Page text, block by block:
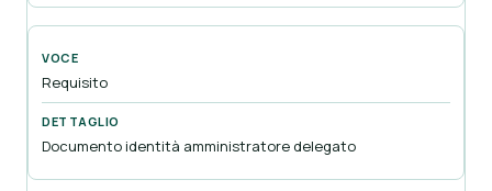
Requisito
Documento identità amministratore delegato